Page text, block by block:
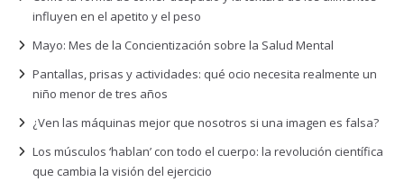
influyen en el apetito y el peso
Mayo: Mes de la Concientización sobre la Salud Mental
Pantallas, prisas y actividades: qué ocio necesita realmente un
niño menor de tres años
¿Ven las máquinas mejor que nosotros si una imagen es falsa?
Los músculos ‘hablan’ con todo el cuerpo: la revolución científica
que cambia la visión del ejercicio